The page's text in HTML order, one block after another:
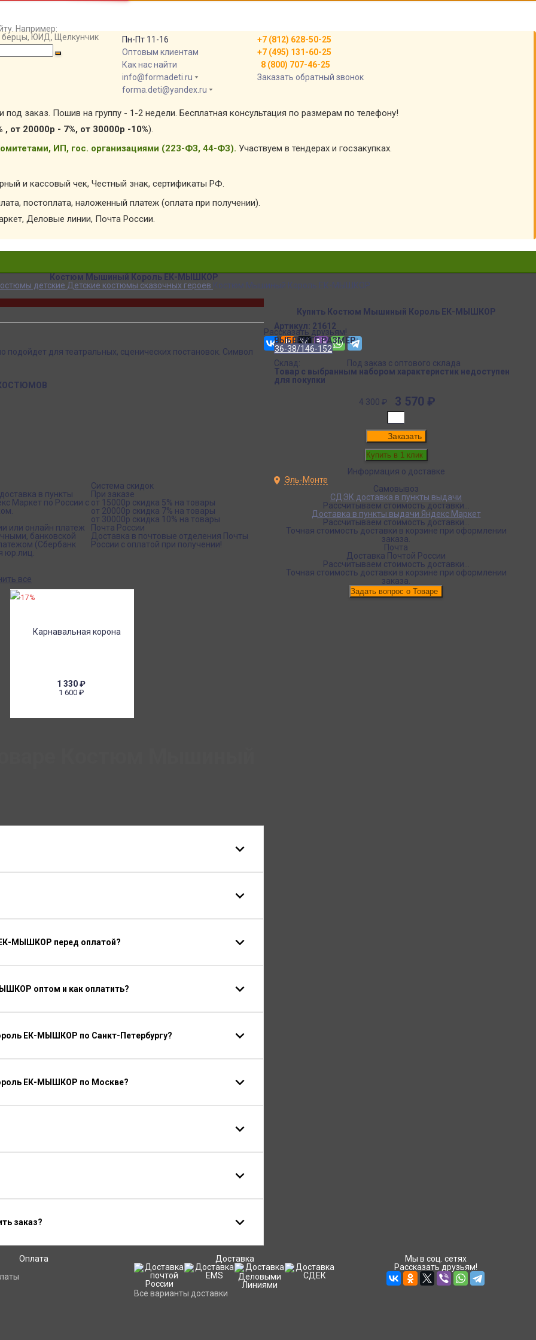
Например:
берцы, ЮИД, Щелкунчик
Пн-Пт 11-16
Оптовым клиентам
Как нас найти
info@formadeti.ru
forma.deti@yandex.ru
+7 (812) 628-50-25
+7 (495) 131-60-25
8 (800) 707-46-25
Заказать обратный звонок
под заказ. Пошив на группу - 1-2 недели. Бесплатная консультация по размерам по телефону!
, от 20000р - 7%, от 30000р -10%).
ИП, гос. организациями (223-ФЗ, 44-ФЗ). Участвуем в тендерах и госзакупках.
и кассовый чек, Честный знак, сертификаты РФ.
постоплата, наложенный платеж (оплата при получении).
Деловые линии, Почта России.
Костюм Мышиный Король ЕК-МЫШКОР
детские Детские костюмы сказочных героев Костюм Мышиный Король ЕК-МЫШКОР
Купить Костюм Мышиный Король ЕК-МЫШКОР
Артикул: 21612
ВЫБЕРИТЕ РАЗМЕР:
36-38/146-152
Склад:
Под заказ с оптового склада
Товар с выбранным набором характеристик недоступен
для покупки
4 300 ₽ 3 570 ₽
Заказать
Информация о доставке
Эль-Монте
Самовывоз
СДЭК доставка в пункты выдачи
Рассчитываем стоимость доставки...
Доставка в пункты выдачи Яндекс Маркет
Рассчитываем стоимость доставки...
Точная стоимость доставки в корзине при оформлении
заказа.
Почта
Доставка Почтой России
Рассчитываем стоимость доставки...
Точная стоимость доставки в корзине при оформлении
заказа.
для театральных, сценических постановок. Символ
в пункты
Маркет по России с
Система скидок
При заказе
от 15000р скидка 5% на товары
от 20000р скидка 7% на товары
от 30000р скидка 10% на товары
или онлайн платеж
банковской
(Сбербанк
юр.лиц.
Почта России
Доставка в почтовые отделения Почты
России с оплатой при получении!
все
1 330₽
1 600₽
-17%
МЫШКОР перед оплатой?
оптом и как оплатить?
ЕК-МЫШКОР по Санкт-Петербургу?
ЕК-МЫШКОР по Москве?
заказ?
Рассказать друзьям!
Оплата
Доставка
Все варианты доставки
Мы в соц. сетях
Рассказать друзьям!